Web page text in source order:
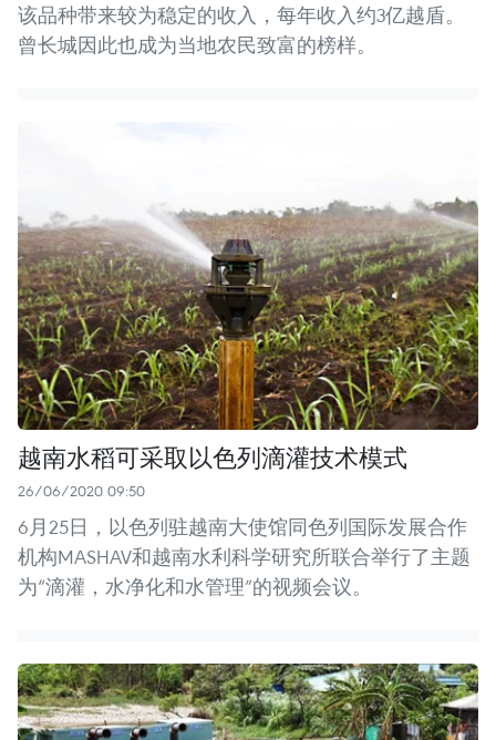
该品种带来较为稳定的收入，每年收入约3亿越盾。
曾长城因此也成为当地农民致富的榜样。
越南水稻可采取以色列滴灌技术模式
26/06/2020 09:50
6月25日，以色列驻越南大使馆同色列国际发展合作
机构MASHAV和越南水利科学研究所联合举行了主题
为“滴灌，水净化和水管理”的视频会议。